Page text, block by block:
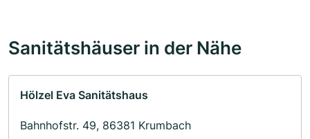
Sanitätshäuser in der Nähe
Hölzel Eva Sanitätshaus
Bahnhofstr. 49, 86381 Krumbach